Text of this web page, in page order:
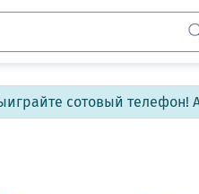
сотовый телефон!